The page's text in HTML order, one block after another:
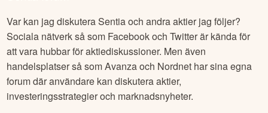
Var kan jag diskuteraSentiaoch andra aktier jag följer?
Sociala nätverk så som Facebook och Twitter är kända för
att vara hubbar för aktiediskussioner. Men även
handelsplatser så som Avanza och Nordnet har sina egna
forum där användare kan diskutera aktier,
investeringsstrategier och marknadsnyheter.